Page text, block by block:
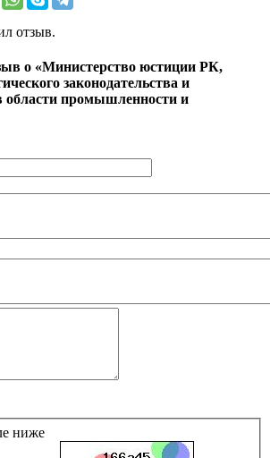
отзыв.
о «Министерство юстиции РК,
законодательства и
области промышленности и
ниже